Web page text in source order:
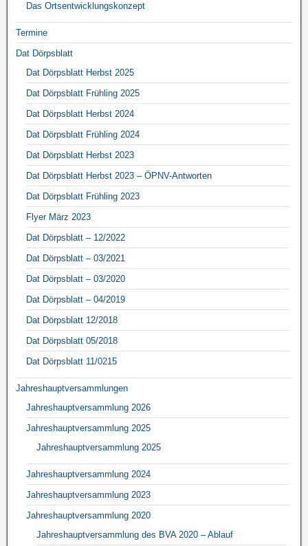
Das Ortsentwicklungskonzept
Termine
Dat Dörpsblatt
Dat Dörpsblatt Herbst 2025
Dat Dörpsblatt Frühling 2025
Dat Dörpsblatt Herbst 2024
Dat Dörpsblatt Frühling 2024
Dat Dörpsblatt Herbst 2023
Dat Dörpsblatt Herbst 2023 – ÖPNV-Antworten
Dat Dörpsblatt Frühling 2023
Flyer März 2023
Dat Dörpsblatt – 12/2022
Dat Dörpsblatt – 03/2021
Dat Dörpsblatt – 03/2020
Dat Dörpsblatt – 04/2019
Dat Dörpsblatt 12/2018
Dat Dörpsblatt 05/2018
Dat Dörpsblatt 11/0215
Jahreshauptversammlungen
Jahreshauptversammlung 2026
Jahreshauptversammlung 2025
Jahreshauptversammlung 2025
Jahreshauptversammlung 2024
Jahreshauptversammlung 2023
Jahreshauptversammlung 2020
Jahreshauptversammlung des BVA 2020 – Ablauf